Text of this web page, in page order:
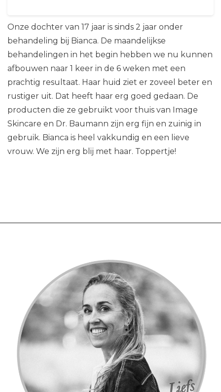
Onze dochter van 17 jaar is sinds 2 jaar onder
behandeling bij Bianca. De maandelijkse
behandelingen in het begin hebben we nu kunnen
afbouwen naar 1 keer in de 6 weken met een
prachtig resultaat. Haar huid ziet er zoveel beter en
rustiger uit. Dat heeft haar erg goed gedaan. De
producten die ze gebruikt voor thuis van Image
Skincare en Dr. Baumann zijn erg fijn en zuinig in
gebruik. Bianca is heel vakkundig en een lieve
vrouw. We zijn erg blij met haar. Toppertje!